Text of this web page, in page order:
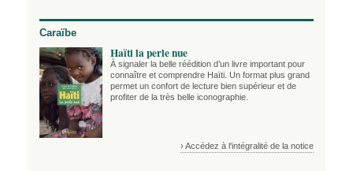
Caraïbe
Haïti la perle nue
À signaler la belle réédition d’un livre important pour
connaître et comprendre Haïti. Un format plus grand
permet un confort de lecture bien supérieur et de
profiter de la très belle iconographie.
› Accédez à l'intégralité de la notice